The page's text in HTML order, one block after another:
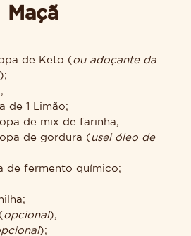
Maçã
de Keto ( ou adoçante da
);
de 1 Limão;
de mix de farinha;
de gordura ( usei óleo de
de fermento químico;
opcional);
);